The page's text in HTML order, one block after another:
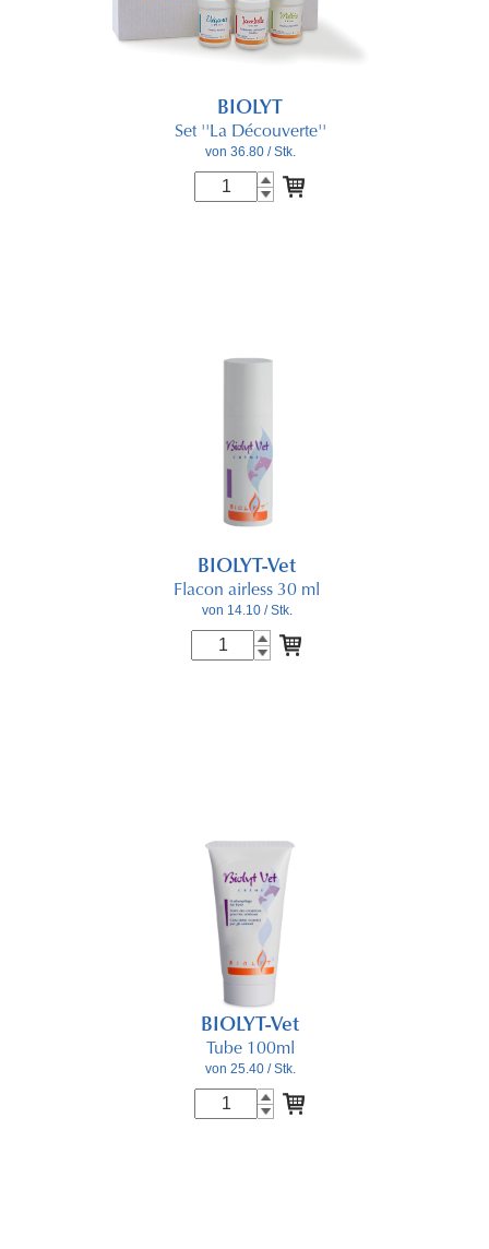
BIOLYT
Set ''La Découverte''
von 36.80/ Stk.
BIOLYT-Vet
Flacon airless 30 ml
von 14.10/ Stk.
BIOLYT-Vet
Tube 100ml
von 25.40/ Stk.